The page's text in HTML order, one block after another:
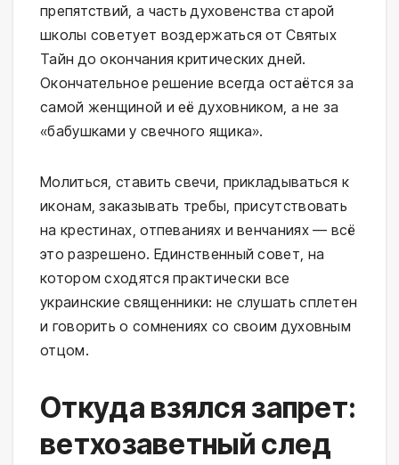
препятствий, а часть духовенства старой
школы советует воздержаться от Святых
Тайн до окончания критических дней.
Окончательное решение всегда остаётся за
самой женщиной и её духовником, а не за
«бабушками у свечного ящика».
Молиться, ставить свечи, прикладываться к
иконам, заказывать требы, присутствовать
на крестинах, отпеваниях и венчаниях — всё
это разрешено. Единственный совет, на
котором сходятся практически все
украинские священники: не слушать сплетен
и говорить о сомнениях со своим духовным
отцом.
Откуда взялся запрет:
ветхозаветный след